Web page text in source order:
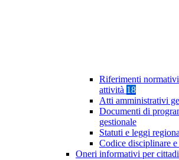
Riferimenti
attività 18
Atti amministrativi
Documenti di
gestionale
Statuti e leggi
Codice disciplinare
Oneri informativi per